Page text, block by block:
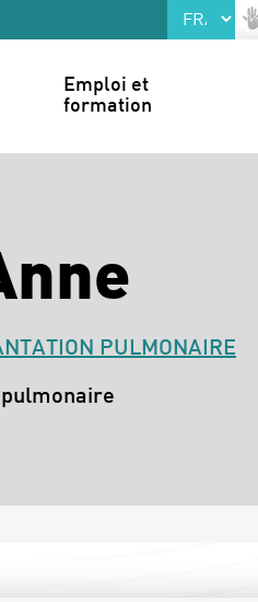
Emploi et
formation
PULMONAIRE